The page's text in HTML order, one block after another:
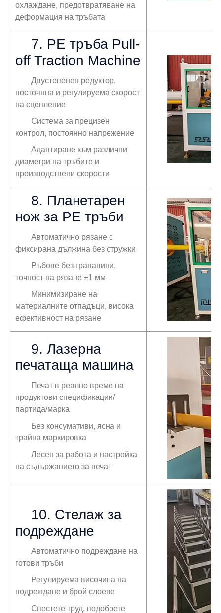
охлаждане, предотвратяване на
деформация на тръбата
7. PE тръба Pull-
off Traction Machine
Двустепенен редуктор,
постоянна и регулируема скорост
на сцепление
Система за прецизен
контрол, постоянно напрежение
Адаптиране към различни
диаметри на тръбите и
производствени скорости
8. Планетарен
нож за PE тръби
Автоматично рязане с
фиксирана дължина без стружки
Ръбове без грапавини,
точност на рязане ±1 мм
Минимизиране на
материалните отпадъци, висока
ефективност на рязане
9. Лазерна
печатаща машина
Печат в реално време на
продуктови спецификации/
партида/марка
Без консумативи, ясна и
трайна маркировка
Лесен за работа и настройка
на съдържанието за печат
10. Стелаж за
подреждане
Автоматично подреждане на
готови тръби
Регулируема височина на
подреждане и брой слоеве
Спестете труд, подобрете